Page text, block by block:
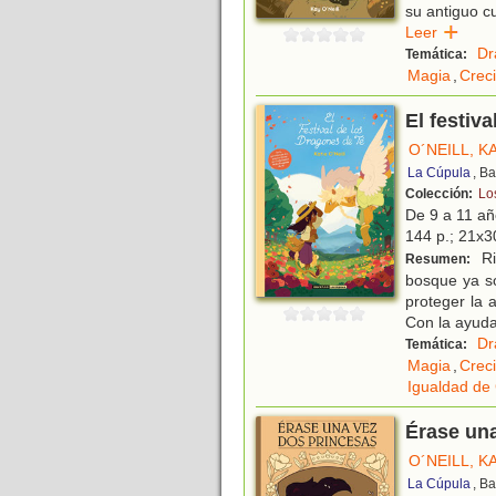
su antiguo
Leer
Temática:
Magia,
El
O´NEILL,
La Cúpula ,
Colección:
De 9 a 11
144 p.;
Resumen:
bosque ya
proteger la
Con la
Temática:
Magia,
Igualdad de
Érase
O´NEILL,
La Cúpula ,